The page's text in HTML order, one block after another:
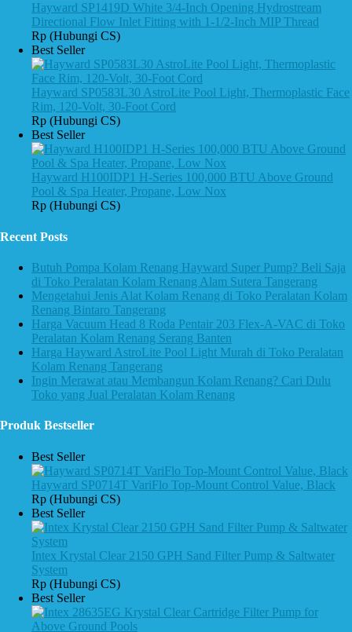
Hayward SP1419D White 3/4-Inch Opening Hydrostream
Directional Flow Inlet Fitting with 1-1/2-Inch MIP Thread
Rp (Hubungi CS)
Best Seller
Hayward SP0583L30 AstroLite Pool Light, Thermoplastic Face
Rim, 120-Volt, 30-Foot Cord
Rp (Hubungi CS)
Best Seller
Hayward H100IDP1 H-Series 100,000 BTU Above Ground
Pool & Spa Heater, Propane, Low Nox
Rp (Hubungi CS)
Recent Posts
Butuh Pompa Kolam Renang Hayward Super Pump? Beli Saja
di Toko Peralatan Kolam Renang Alam Sutera Tangerang
Mengetahui Jenis Alat Kolam Renang di Toko Peralatan Kolam
Renang Bintaro Tangerang
Harga Vacuum Head 8 Roda Pentair 203 Flex-A-VAC di Toko
Peralatan Kolam Renang Serang Banten
Harga Hayward AstroLite Pool Light Murah di Toko Peralatan
Kolam Renang Tangerang
Ingin Merawat atau Membangun Kolam Renang? Cari Dulu
Toko yang Jual Peralatan Kolam Renang
Produk Bestseller
Best Seller
Hayward SP0714T VariFlo Top-Mount Control Value, Black
Rp (Hubungi CS)
Best Seller
Intex Krystal Clear 2150 GPH Sand Filter Pump & Saltwater
System
Rp (Hubungi CS)
Best Seller